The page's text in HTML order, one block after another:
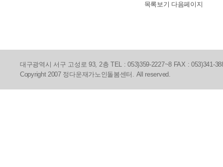
목록보기 다음페이지
대구광역시 서구 고성로 93, 2층 TEL : 053)359-2227~8 FAX : 053)341-
Copyright 2007 정다운재가노인돌봄센터. All reserved.